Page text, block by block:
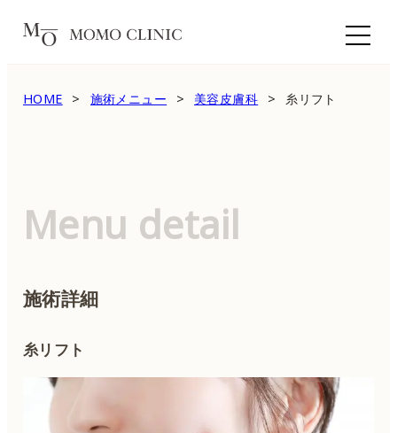
HOME 施術メニュー 美容皮膚科 糸リフト
Menu detail
施術詳細
糸リフト